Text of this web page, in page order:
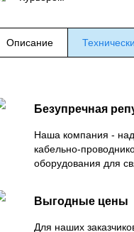
Описание
Безупречная
Наша компания -
кабельно-
оборудования для
Выгодные цены
Для наших